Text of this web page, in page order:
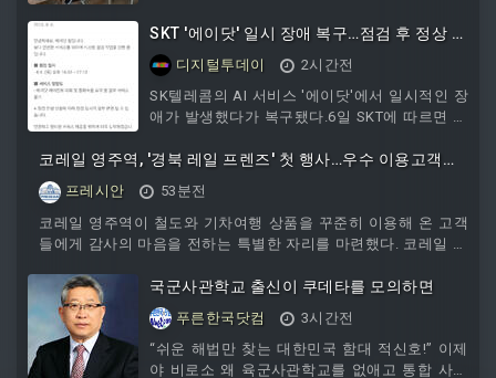
자원을 보유한 하동군이 상생 발전을 위해 뜻을
모았다는 점에서 의미가 크다.사천시는 우주항공
산업의 성장
특별자치도 소방본부는 동해 AI 데이터센터 1단
계 사업의 건축허가 신청에 따른 소방동의 접수
에 맞춰 소방과 분야별 외부 전문가로 구성된 '원
스톱119지원단'을 운영한다고 6일 밝혔다.동해
AI 데이터센터는 동해시 북평 제2일반산업단지
이다. 시설 규모와 특성상 성능위주설계와 소방
이고 종합적인 검토가
SKT '에이닷' 일시 장애 복구…점검 후 정상 작
동
디지털투데이
2시간전
SK텔레콤의 AI 서비스 '에이닷'에서 일시적인 장
애가 발생했다가 복구됐다.6일 SKT에 따르면 에
시스템 점검을 진행했다.앞서 에이닷은 통화 요
나타났다. 서비스는 점점검이 완료된 뒤 정상화
됐다. SKT는 당초 거대언어모델 오류로 추정했
지만, 점검 결과 호출 장비에서 문제가 발생한 것
이닷은 AI 에이전트를 기반으로 대화와 일정 관
리, 통화, 검색,
코레일 영주역, '경북 레일 프렌즈' 첫 행사…우수 이용고객에
감사 전해
프레시안
53분전
코레일 영주역이 철도와 기차여행 상품을 꾸준히 이용해 온 고객
들에게 감사의 마음을 전하는 특별한 자리를 마련했다. 코레일 영
국군사관학교 출신이 쿠데타를 모의하면
푸른한국닷컴
3시간전
“쉬운 해법만 찾는 대한민국 함대 적신호!” 이제
야 비로소 왜 육군사관학교를 없애고 통합 사관